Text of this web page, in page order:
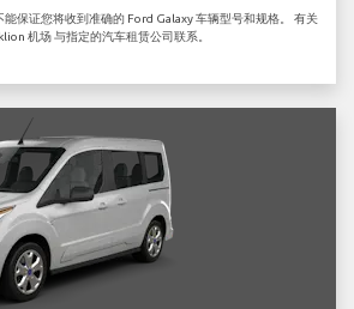
保证您将收到准确的 Ford Galaxy 车辆型号和规格。 有关
机场 与指定的汽车租赁公司联系。